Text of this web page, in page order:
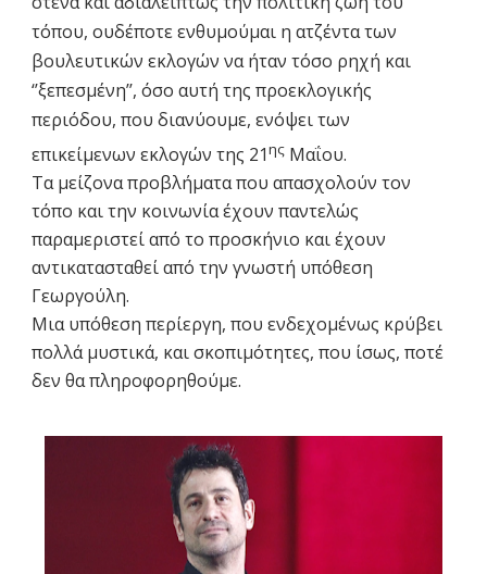
τόπου, ουδέποτε ενθυμούμαι η ατζέντα των
βουλευτικών εκλογών να ήταν τόσο ρηχή και
‘’ξεπεσμένη’’, όσο αυτή της προεκλογικής
περιόδου, που διανύουμε, ενόψει των
επικείμενων εκλογών της 21ηςΜαΐου.
Τα μείζονα προβλήματα που απασχολούν τον
τόπο και την κοινωνία έχουν παντελώς
παραμεριστεί από το προσκήνιο και έχουν
αντικατασταθεί από την γνωστή υπόθεση
Γεωργούλη.
Μια υπόθεση περίεργη, που ενδεχομένως κρύβει
πολλά μυστικά, και σκοπιμότητες, που ίσως, ποτέ
δεν θα πληροφορηθούμε.